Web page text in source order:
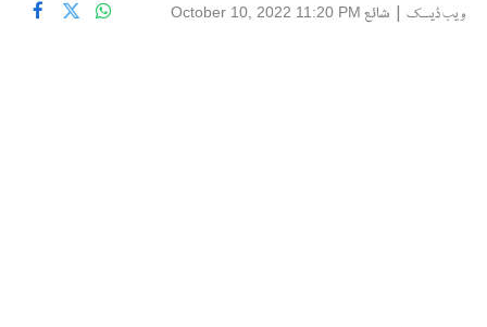
ویب ڈیسک | شائع October 10, 2022 11:20 PM